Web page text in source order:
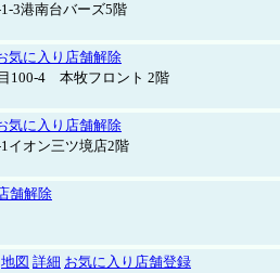
3港南台バーズ5階
気に入り店舗解除
100-4 本牧フロント 2階
気に入り店舗解除
イオン三ツ境店2階
舗解除
地図 詳細 お気に入り店舗登録